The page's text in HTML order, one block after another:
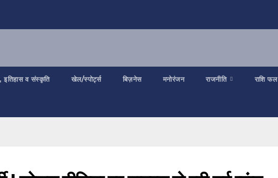
इतिहास व संस्कृति खेल/स्पोर्ट्स बिज़नेस मनोरंजन राजनीति राशि फल